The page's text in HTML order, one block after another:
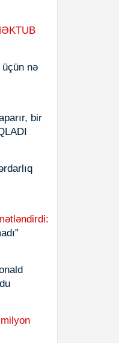
üçün nə
bir